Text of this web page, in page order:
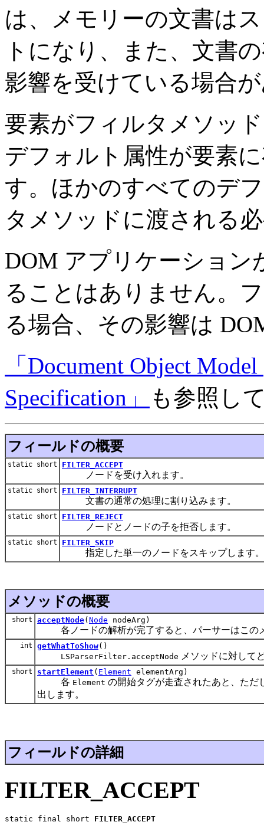
は、メモリーの文書は
トになり、また、文書
影響を受けている場合
要素がフィルタメソッ
デフォルト属性が要素
す。ほかのすべてのデ
タメソッドに渡される
DOM アプリケーション
ることはありません。
る場合、その影響は
「Document Object
Specification」
も参照し
フィールドの概要
static short FILTER_ACCEPT
ノードを受け入れます。
static short FILTER_INTERRUPT
文書の通常の処理に割り込みます。
static short FILTER_REJECT
ノードとノードの子を拒否します。
static short FILTER_SKIP
指定した単一のノードをスキップします。
メソッドの概要
short acceptNode( Node nodeArg)
各ノードの解析が完了すると、パーサーはこの
int getWhatToShow()
LSParserFilter.acceptNode メソッドに対して
short startElement ( Element elementArg)
各 Element の開始タグが走査されたあと、ただ
出します。
フィールドの詳細
FILTER_ACCEPT
static final short FILTER_ACCEPT